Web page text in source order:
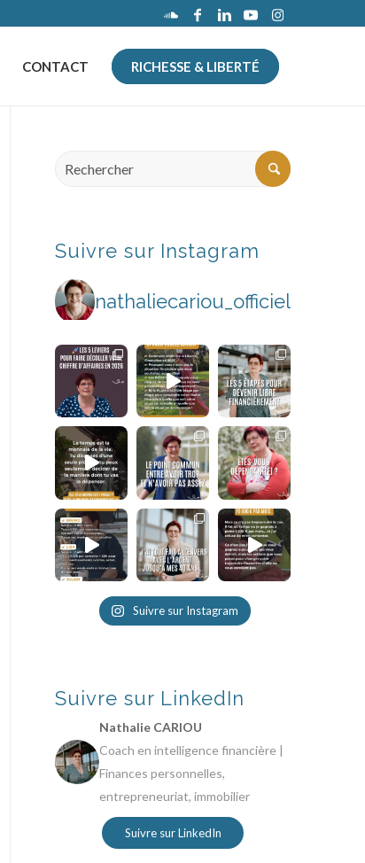
CONTACT RICHESSE & LIBERTÉ
Suivre sur Instagram
nathaliecariou_officiel
Suivre sur Instagram
Suivre sur LinkedIn
Nathalie CARIOU
Coach en intelligence financière |
Finances personnelles,
entrepreneuriat, immobilier
Suivre sur LinkedIn